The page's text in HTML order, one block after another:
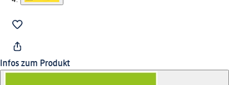
Infos zum Produkt